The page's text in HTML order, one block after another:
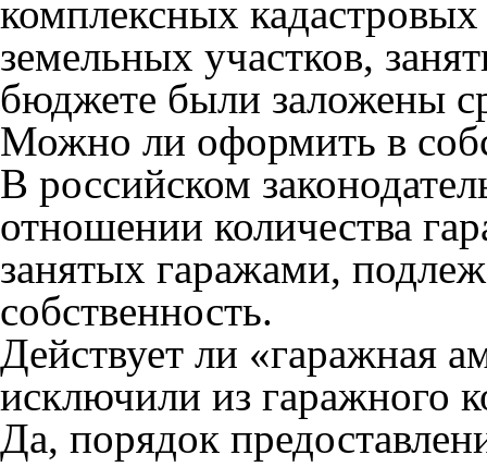
комплексных
земельных участков,
бюджете были заложены
Можно ли оформить в
В российском
отношении количества
занятых гаражами,
собственность.
Действует ли «гаражная
исключили из гаражного
Да, порядок